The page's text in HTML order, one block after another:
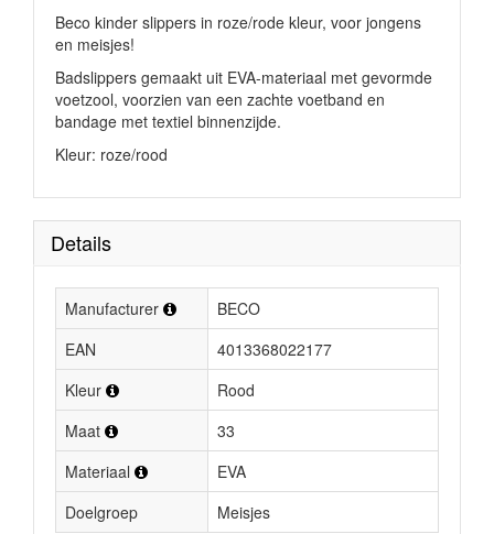
Beco kinder slippers in roze/rode kleur, voor jongens
en meisjes!
Badslippers gemaakt uit EVA-materiaal met gevormde
voetzool, voorzien van een zachte voetband en
bandage met textiel binnenzijde.
Kleur: roze/rood
Details
Manufacturer
BECO
EAN
4013368022177
Kleur
Rood
Maat
33
Materiaal
EVA
Doelgroep
Meisjes